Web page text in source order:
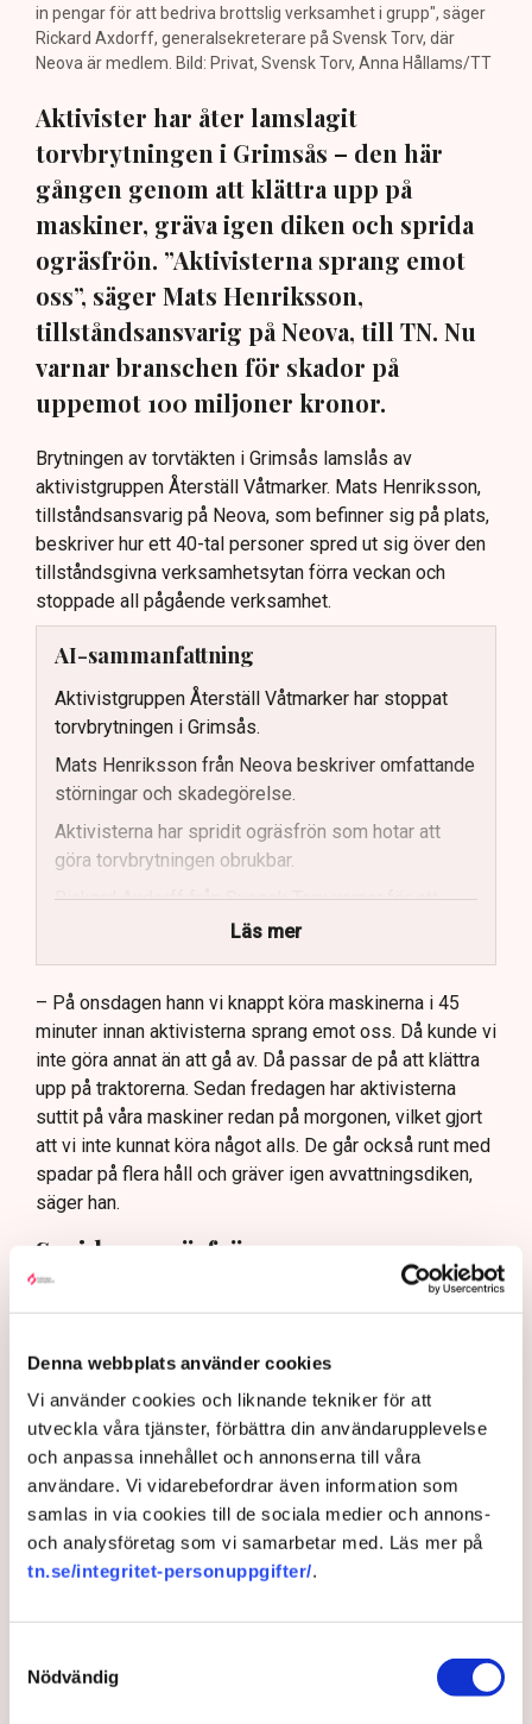
Denna webbplats använder cookies
Vi använder cookies och liknande tekniker för att
utveckla våra tjänster, förbättra din användarupplevelse
och anpassa innehållet och annonserna till våra
användare. Vi vidarebefordrar även information som
samlas in via cookies till de sociala medier och annons-
och analysföretag som vi samarbetar med. Läs mer på
tn.se/integritet-personuppgifter/.
Nödvändig
in pengar för att bedriva brottslig verksamhet i grupp", säger
Rickard Axdorff, generalsekreterare på Svensk Torv, där
Neova är medlem. Bild: Privat, Svensk Torv, Anna Hållams/TT
Aktivister har åter lamslagit
torvbrytningen i Grimsås – den här
gången genom att klättra upp på
maskiner, gräva igen diken och sprida
ogräsfrön. ”Aktivisterna sprang emot
oss”, säger Mats Henriksson,
tillståndsansvarig på Neova, till TN. Nu
varnar branschen för skador på
uppemot 100 miljoner kronor.
Brytningen av torvtäkten i Grimsås lamslås av
aktivistgruppen Återställ Våtmarker. Mats Henriksson,
tillståndsansvarig på Neova, som befinner sig på plats,
beskriver hur ett 40-tal personer spred ut sig över den
tillståndsgivna verksamhetsytan förra veckan och
stoppade all pågående verksamhet.
AI-sammanfattning
Aktivistgruppen Återställ Våtmarker har stoppat
torvbrytningen i Grimsås.
Mats Henriksson från Neova beskriver omfattande
störningar och skadegörelse.
Aktivisterna har spridit ogräsfrön som hotar att
göra torvbrytningen obrukbar.
Rickard Axdorff från Svensk Torv varnar för ett
stort ekonomiskt sabotage.
Dialogpolisen på plats står maktlös inför
aktivisternas handlingar.
Frågor kvarstår om finansiering av illegal aktivism.
Läs mer
– På onsdagen hann vi knappt köra maskinerna i 45
minuter innan aktivisterna sprang emot oss. Då kunde vi
inte göra annat än att gå av. Då passar de på att klättra
upp på traktorerna. Sedan fredagen har aktivisterna
suttit på våra maskiner redan på morgonen, vilket gjort
att vi inte kunnat köra något alls. De går också runt med
spadar på flera håll och gräver igen avvattningsdiken,
säger han.
Sprider ogräsfrön
Det här är tredje året i rad som Grimsås utsätts för
blockader. Nytt för i år är att aktivisterna sprider
han.
Då det översta lagret används till odlingstorv, riskerar
stora delar av, eller hela, torvtäkten att bli otjänlig och
oanvändbar.
– Vi måste ta bort den del av täkten som är
kontaminerad, och det innebär stora kostnader. Jag vet
Rickard Axdorff, generalsekreterare på Svensk Torv, där